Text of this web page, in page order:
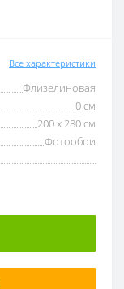
Все характеристики
Флизелиновая
0 см
200 x 280 см
Фотообои